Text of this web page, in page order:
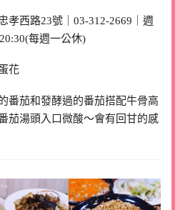
孝西路23號｜03-312-2669｜週
每週一公休)
花
番茄和發酵過的番茄搭配牛骨高
茄湯頭入口微酸～會有回甘的感